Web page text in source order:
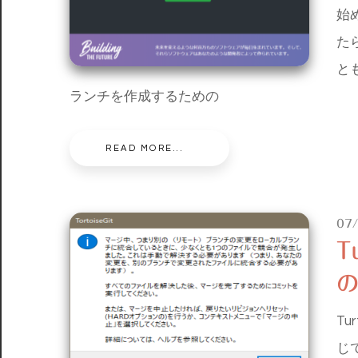
始
た
と
ランチを作成するための
READ MORE...
じ